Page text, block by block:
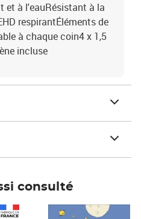
et à l'eauRésistant à la
respirantÉléments de
à chaque coin4 x 1,5
incluse
consulté
Prix 7,50€